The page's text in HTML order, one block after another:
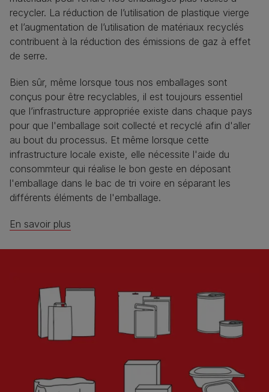
recycler. La réduction de l’utilisation de plastique vierge
et l’augmentation de l’utilisation de matériaux recyclés
contribuent à la réduction des émissions de gaz à effet
de serre.
Bien sûr, même lorsque tous nos emballages sont
conçus pour être recyclables, il est toujours essentiel
que l’infrastructure appropriée existe dans chaque pays
pour que l'emballage soit collecté et recyclé afin d'aller
au bout du processus. Et même lorsque cette
infrastructure locale existe, elle nécessite l'aide du
consommteur qui réalise le bon geste en déposant
l'emballage dans le bac de tri voire en séparant les
différents éléments de l'emballage.
En savoir plus